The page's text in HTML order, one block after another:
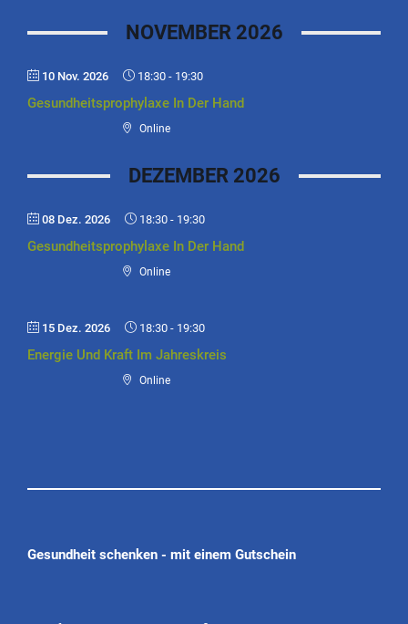
NOVEMBER 2026
10 Nov. 2026 18:30 - 19:30
Gesundheitsprophylaxe In Der Hand
Online
DEZEMBER 2026
08 Dez. 2026 18:30 - 19:30
Gesundheitsprophylaxe In Der Hand
Online
15 Dez. 2026 18:30 - 19:30
Energie Und Kraft Im Jahreskreis
Online
Gesundheit schenken - mit einem Gutschein